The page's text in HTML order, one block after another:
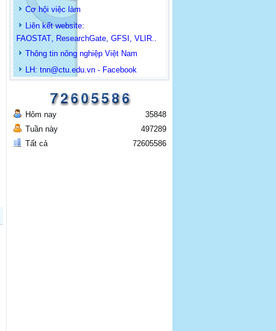
Cơ hội việc làm
Liên kết website:
FAOSTAT, ResearchGate, GFSI , VLIR..
Thông tin nông nghiệp Việt Nam
LH: tnn@ctu.edu.vn - Facebook
Hôm nay
Tuần này
Tất cả
35848
497289
72605586